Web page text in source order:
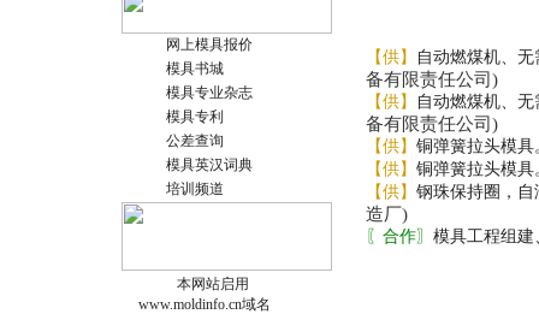
网上模具报价
模具书城
模具专业杂志
模具专利
公差查询
模具英汉词典
培训频道
本网站启用
www.moldinfo.cn域名
【供】
自动燃煤机、
备有限责任公司)
【供】 自动燃煤机、
备有限责任公司)
【供】 铜弹簧拉头模具
【供】 铜弹簧拉头模具
【供】 钢珠保持圈，
造厂)
〖合作〗 模具工程组